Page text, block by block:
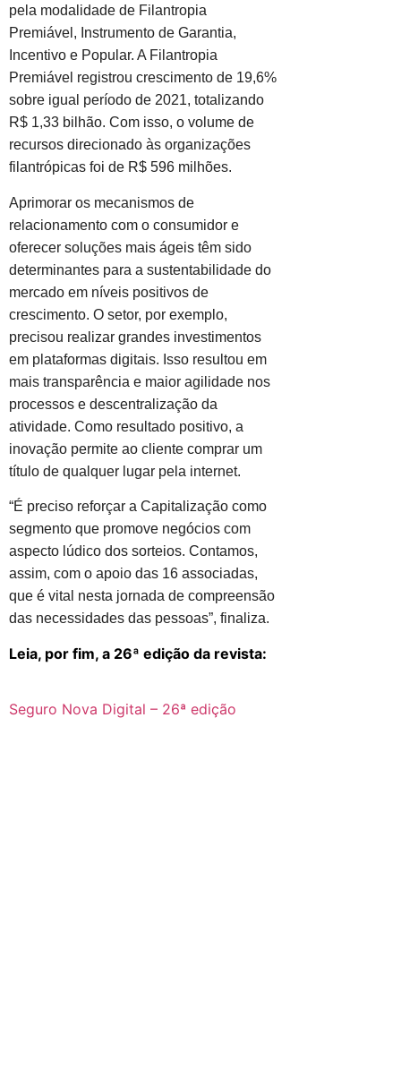
pela modalidade de Filantropia
Premiável, Instrumento de Garantia,
Incentivo e Popular. A Filantropia
Premiável registrou crescimento de 19,6%
sobre igual período de 2021, totalizando
R$ 1,33 bilhão. Com isso, o volume de
recursos direcionado às organizações
filantrópicas foi de R$ 596 milhões.
Aprimorar os mecanismos de
relacionamento com o consumidor e
oferecer soluções mais ágeis têm sido
determinantes para a sustentabilidade do
mercado em níveis positivos de
crescimento. O setor, por exemplo,
precisou realizar grandes investimentos
em plataformas digitais. Isso resultou em
mais transparência e maior agilidade nos
processos e descentralização da
atividade. Como resultado positivo, a
inovação permite ao cliente comprar um
título de qualquer lugar pela internet.
“É preciso reforçar a Capitalização como
segmento que promove negócios com
aspecto lúdico dos sorteios. Contamos,
assim, com o apoio das 16 associadas,
que é vital nesta jornada de compreensão
das necessidades das pessoas”, finaliza.
Leia, por fim, a 26ª edição da revista:
Seguro Nova Digital – 26ª edição